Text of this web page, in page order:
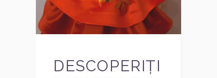
DESCOPERIȚI